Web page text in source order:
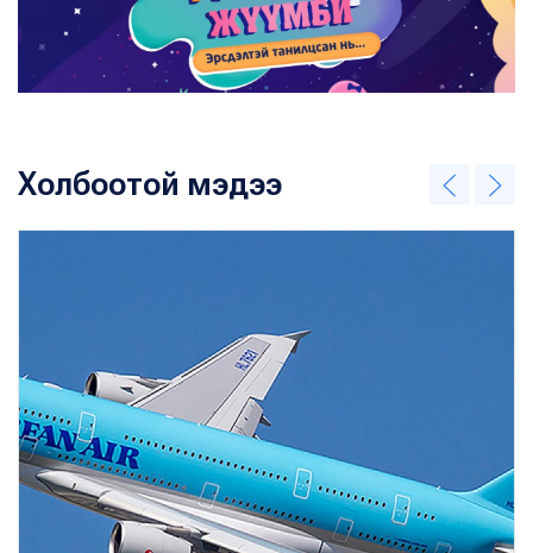
Холбоотой мэдээ